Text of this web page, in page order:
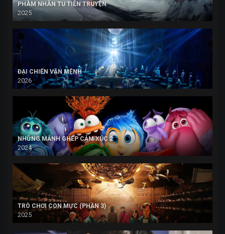
PHÀM NHÂN TU TIÊN TRUYỆN
2025
ĐẠI CHIẾN VẬN MỆNH
2026
NHỮNG MẢNH GHÉP CẢM XÚC 2
2024
TRÒ CHƠI CON MỰC (PHẦN 3)
2025